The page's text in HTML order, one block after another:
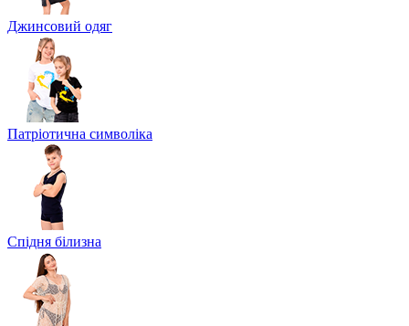
Джинсовий одяг
Патріотична символіка
Спідня білизна